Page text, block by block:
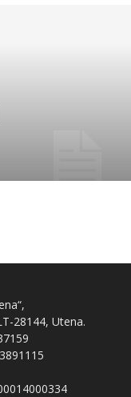
28144, Utena.